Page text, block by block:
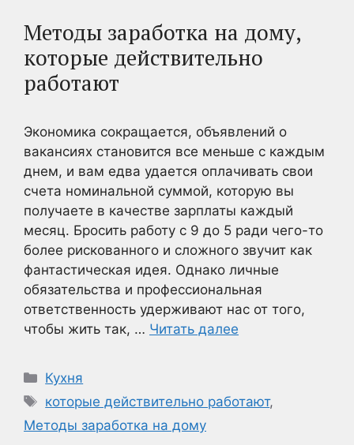
Методы заработка на дому,
которые действительно
работают
Экономика сокращается, объявлений о
вакансиях становится все меньше с каждым
днем, и вам едва удается оплачивать свои
счета номинальной суммой, которую вы
получаете в качестве зарплаты каждый
месяц. Бросить работу с 9 до 5 ради чего-то
более рискованного и сложного звучит как
фантастическая идея. Однако личные
обязательства и профессиональная
ответственность удерживают нас от того,
чтобы жить так, … Читать далее
Рубрики
Кухня
Метки
которые действительно работают,
Методы заработка на дому